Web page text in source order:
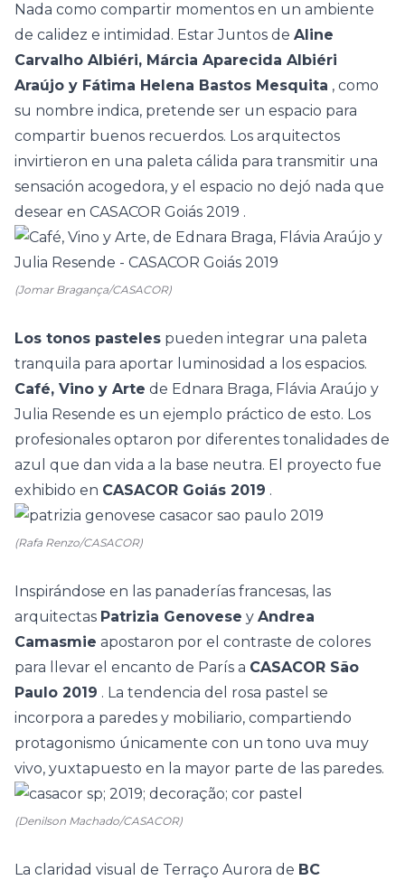
Nada como compartir momentos en un ambiente
de calidez e intimidad. Estar Juntos de Aline
Carvalho Albiéri, Márcia Aparecida Albiéri
Araújo y Fátima Helena Bastos Mesquita , como
su nombre indica, pretende ser un espacio para
compartir buenos recuerdos. Los arquitectos
invirtieron en una paleta cálida para transmitir una
sensación acogedora, y el espacio no dejó nada que
desear en CASACOR Goiás 2019 .
(Jomar Bragança/CASACOR)
Los tonos pasteles pueden integrar una paleta
tranquila para aportar luminosidad a los espacios.
Café, Vino y Arte de Ednara Braga, Flávia Araújo y
Julia Resende es un ejemplo práctico de esto. Los
profesionales optaron por diferentes tonalidades de
azul que dan vida a la base neutra. El proyecto fue
exhibido en CASACOR Goiás 2019 .
(Rafa Renzo/CASACOR)
Inspirándose en las panaderías francesas, las
arquitectas Patrizia Genovese y Andrea
Camasmie apostaron por el contraste de colores
para llevar el encanto de París a CASACOR São
Paulo 2019 . La tendencia del rosa pastel se
incorpora a paredes y mobiliario, compartiendo
protagonismo únicamente con un tono uva muy
vivo, yuxtapuesto en la mayor parte de las paredes.
(Denilson Machado/CASACOR)
La claridad visual de Terraço Aurora de BC